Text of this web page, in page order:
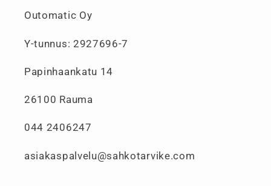
Outomatic Oy
Y-tunnus: 2927696-7
Papinhaankatu 14
26100 Rauma
044 2406247
asiakaspalvelu@sahkotarvike.com